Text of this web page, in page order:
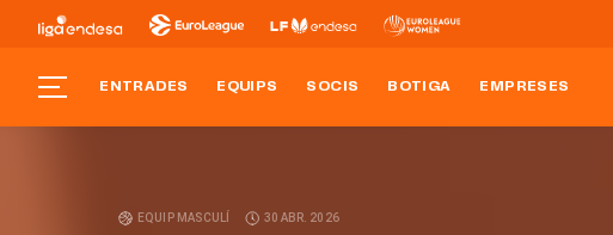
ENTRADES EQUIPS SOCIS BOTIGA EMPRESES
EQUIP MASCULÍ 30 ABR. 2026